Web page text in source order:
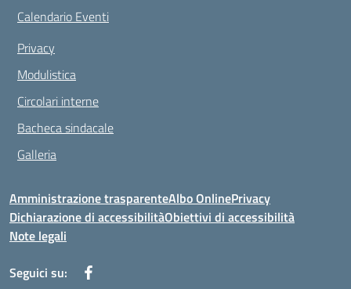
Calendario Eventi
Privacy
Modulistica
Circolari interne
Bacheca sindacale
Galleria
Amministrazione trasparenteAlbo OnlinePrivacy
Dichiarazione di accessibilitàObiettivi di accessibilità
Note legali
Seguici su: